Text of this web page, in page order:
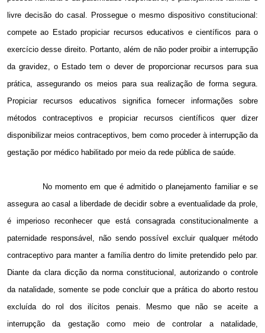
livre decisão do casal. Prossegue o mesmo dispositivo constitucional:
compete ao Estado propiciar recursos educativos e científicos para o
exercício desse direito. Portanto, além de não poder proibir a interrupção
da gravidez, o Estado tem o dever de proporcionar recursos para sua
prática, assegurando os meios para sua realização de forma segura.
Propiciar recursos educativos significa fornecer informações sobre
métodos contraceptivos e propiciar recursos científicos quer dizer
disponibilizar meios contraceptivos, bem como proceder à interrupção da
gestação por médico habilitado por meio da rede pública de saúde.
No momento em que é admitido o planejamento familiar e se
assegura ao casal a liberdade de decidir sobre a eventualidade da prole,
é imperioso reconhecer que está consagrada constitucionalmente a
paternidade responsável, não sendo possível excluir qualquer método
contraceptivo para manter a família dentro do limite pretendido pelo par.
Diante da clara dicção da norma constitucional, autorizando o controle
da natalidade, somente se pode concluir que a prática do aborto restou
excluída do rol dos ilícitos penais. Mesmo que não se aceite a
interrupção da gestação como meio de controlar a natalidade,